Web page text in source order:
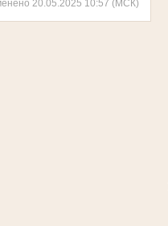
20.05.2025 10:57 (МСК)